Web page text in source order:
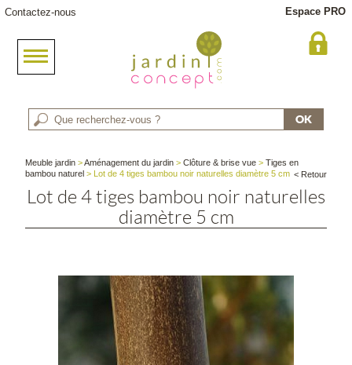
Contactez-nous Espace PRO
Meuble jardin >Aménagement du jardin >Clôture & brise vue >Tiges en
bambou naturel > Lot de 4 tiges bambou noir naturelles diamètre 5 cm < Retour
Lot de 4 tiges bambou noir naturelles
diamètre 5 cm